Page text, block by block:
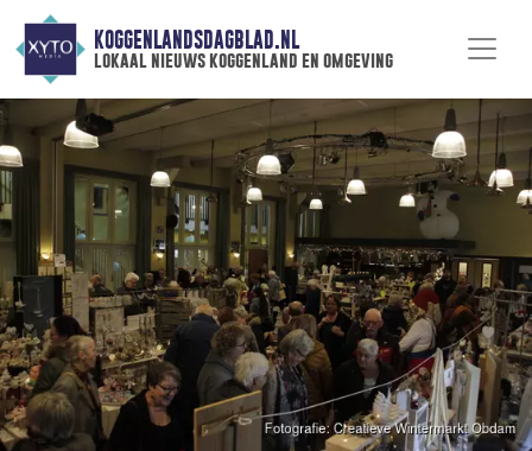
KOGGENLANDSDAGBLAD.NL
lokaal nieuws koggenland en omgeving